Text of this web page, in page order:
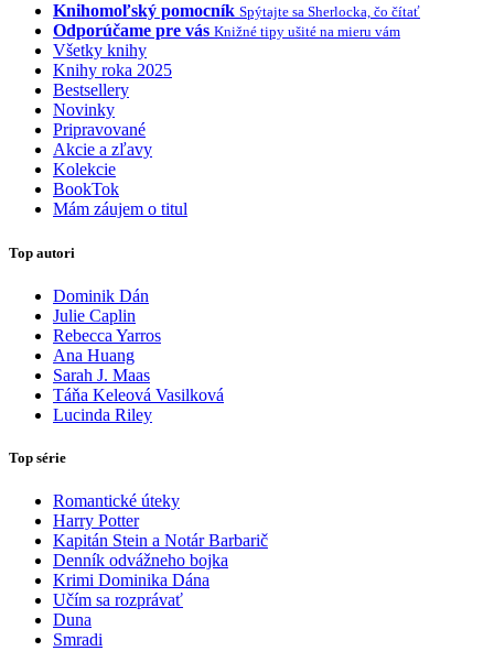
Knihomoľský pomocník Spýtajte sa Sherlocka, čo čítať
Odporúčame pre vás Knižné tipy ušité na mieru vám
Všetky knihy
Knihy roka 2025
Bestsellery
Novinky
Pripravované
Akcie a zľavy
Kolekcie
BookTok
Mám záujem o titul
Top autori
Dominik Dán
Julie Caplin
Rebecca Yarros
Ana Huang
Sarah J. Maas
Táňa Keleová Vasilková
Lucinda Riley
Top série
Romantické úteky
Harry Potter
Kapitán Stein a Notár Barbarič
Denník odvážneho bojka
Krimi Dominika Dána
Učím sa rozprávať
Duna
Smradi